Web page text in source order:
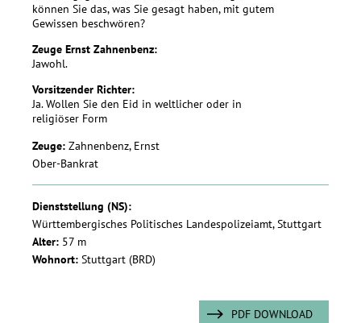
können Sie das, was Sie gesagt haben, mit gutem
Gewissen beschwören?
Zeuge Ernst Zahnenbenz:
Jawohl.
Vorsitzender Richter:
Ja. Wollen Sie den Eid in weltlicher oder in
religiöser Form
Zeuge: Zahnenbenz, Ernst
Ober-Bankrat
Dienststellung (NS):
Württembergisches Politisches Landespolizeiamt, Stuttgart
Alter: 57 m
Wohnort: Stuttgart (BRD)
PDF DOWNLOAD